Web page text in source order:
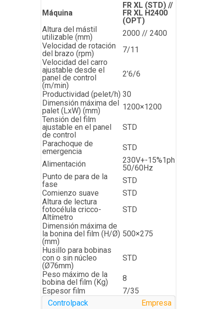
Máquina
FR XL (STD) //
FR XL H2400
(OPT)
Altura del mástil
utilizable (mm)
2000 // 2400
Velocidad de rotación
del brazo (rpm)
7/11
Velocidad del carro
ajustable desde el
panel de control
(m/min)
2’6/6
Productividad (pelet/h) 30
Dimensión máxima del
palet (LxW) (mm)
1200×1200
Tensión del film
ajustable en el panel
de control
STD
Parachoque de
emergencia
STD
Alimentación
230V+-15%1ph
50/60Hz
Punto de para de la
fase
STD
Comienzo suave
STD
Altura de lectura
fotocélula cricco-
Altímetro
STD
Dimensión máxima de
la bonina del film (H/Ø)
(mm)
500×275
Husillo para bobinas
con o sin núcleo
(Ø76mm)
STD
Peso máximo de la
bobina del film (Kg)
8
Espesor film
7/35
Empresa
Controlpack